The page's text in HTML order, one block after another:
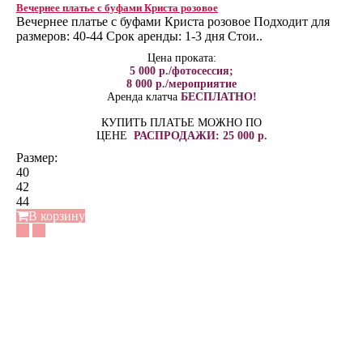
Вечернее платье с буфами Криста розовое
Вечернее платье с буфами Криста розовое Подходит для
размеров: 40-44 Срок аренды: 1-3 дня Стои..
Цена проката:
5 000 р./фотосессия;
8 000 р./мероприятие
Аренда клатча БЕСПЛАТНО!
КУПИТЬ ПЛАТЬЕ МОЖНО ПО
ЦЕНЕ РАСПРОДАЖИ: 25 000 р.
Размер:
40
42
44
В корзину